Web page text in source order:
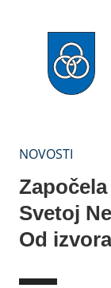
NOVOSTI
Svetoj
Od